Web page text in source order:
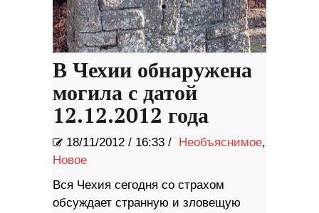
В Чехии обнаружена
могила с датой
12.12.2012 года
18/11/2012 / 16:33 / Необъяснимое,
Новое
Вся Чехия сегодня со страхом
обсуждает странную и зловещую